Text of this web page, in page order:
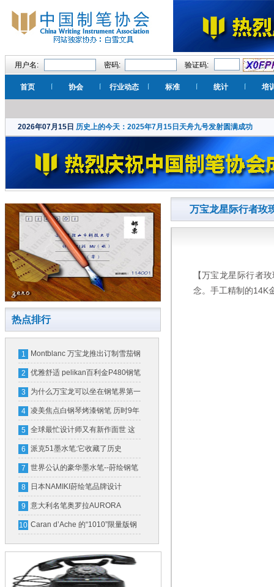
用户名: 密码: 验证码:
首页 协会 行业动态 标准 统计 培
2026年07月15日 历史上的今天：2025年7月15日天舟九号发射圆满成功
热点排行
1 Montblanc 万宝龙推出订制雪茄钢
笔(图)
2 优雅舒适 pelikan百利金P480钢笔
3 为什么万宝龙可以坐在钢笔界第一
把交椅上？
4 凌美焦点白钢琴烤漆钢笔 历时9年
设计完成
5 全球最忙设计师又有新作面世 这
次是万宝龙钢笔
6 派克51墨水笔:它收藏了历史
7 世界公认的豪华墨水笔--莳绘钢笔
8 日本NAMIKI莳绘笔品牌设计
9 意大利名笔奥罗拉AURORA
10 Caran d’Ache 的“1010”限量版钢
笔
万宝龙星际行者玫
【万宝龙星际行者
念。手工精制的14K